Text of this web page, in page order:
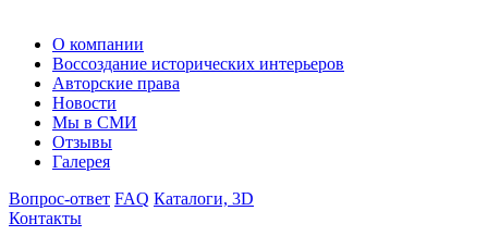
О компании
Воссоздание исторических интерьеров
Авторские права
Новости
Мы в СМИ
Отзывы
Галерея
Вопрос-ответ FAQ Каталоги, 3D
Контакты